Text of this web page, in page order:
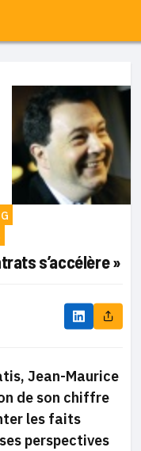
s’accélère »
Jean-Maurice
de son chiffre
les faits
perspectives